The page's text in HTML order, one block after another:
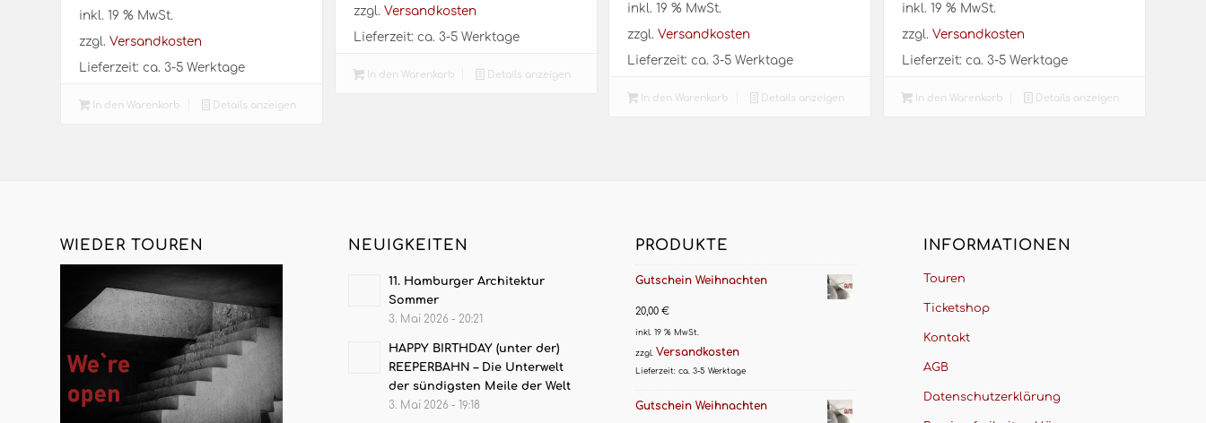
inkl. 19 % MwSt.
zzgl. Versandkosten
Lieferzeit: ca. 3-5 Werktage
In den Warenkorb Details anzeigen
zzgl. Versandkosten
Lieferzeit: ca. 3-5 Werktage
In den Warenkorb Details anzeigen
inkl. 19 % MwSt.
zzgl.Versandkosten
Lieferzeit: ca. 3-5 Werktage
In den Warenkorb Details anzeigen
inkl. 19 % MwSt.
zzgl. Versandkosten
Lieferzeit: ca. 3-5 Werktage
In den Warenkorb Details anzeigen
WIEDER TOUREN NEUIGKEITEN
11. Hamburger Architektur
Sommer
3. Mai 2026 - 20:21
HAPPY BIRTHDAY (unter der)
REEPERBAHN – Die Unterwelt
der sündigsten Meile der Welt
3. Mai 2026 - 19:18
PRODUKTE
Gutschein Weihnachten
20,00€
inkl. 19 % MwSt.
zzgl. Versandkosten
Lieferzeit:ca. 3-5 Werktage
Gutschein Weihnachten
INFORMATIONEN
Touren
Ticketshop
Kontakt
AGB
Datenschutzerklärung